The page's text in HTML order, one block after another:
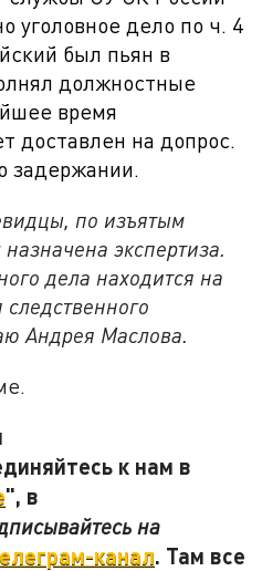
уголовное дело по ч. 4
был пьян в
должностные
время
доставлен на допрос.
задержании.
по изъятым
экспертиза.
дела находится на
следственного
Андрея Маслова.
к нам в
", в
на
канал. Там все